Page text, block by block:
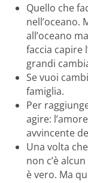
Quello che
nell’oceano.
all’oceano
faccia capire
grandi
Se vuoi
famiglia.
Per
agire:
avvincente
Una volta
non c’è
è vero. Ma